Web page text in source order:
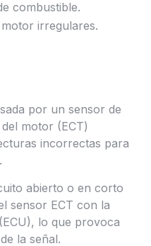
combustible.
irregulares.
por un sensor de
motor (ECT)
incorrectas para
abierto o en corto
sensor ECT con la
lo que provoca
la señal.